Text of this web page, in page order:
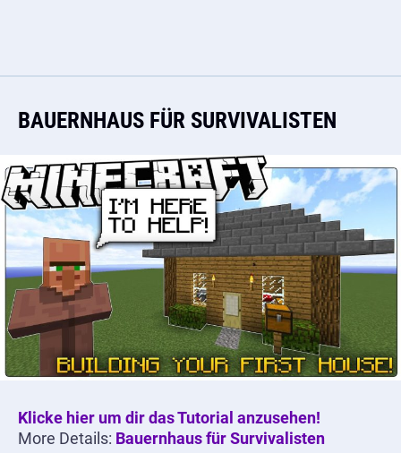
BAUERNHAUS FÜR SURVIVALISTEN
Klicke hier um dir das Tutorial anzusehen!
More Details: Bauernhaus für Survivalisten